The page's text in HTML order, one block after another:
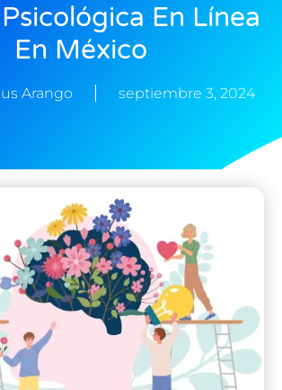
En Línea
En México
Arango septiembre 3, 2024